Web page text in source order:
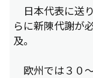
日本代表に送
らに新陳代謝が
及。
欧州では３０